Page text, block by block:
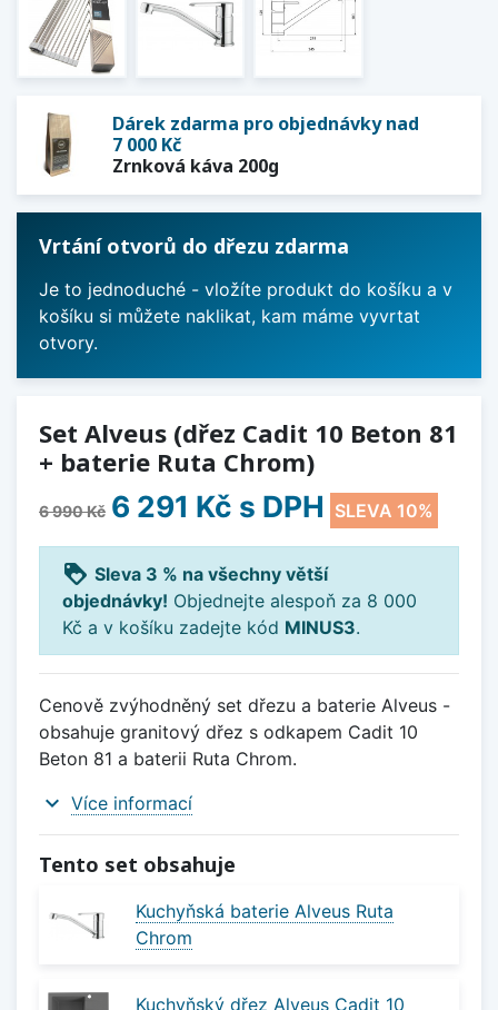
Dárek zdarma pro objednávky nad
7 000 Kč
Zrnková káva 200g
Vrtání otvorů do dřezu zdarma
Je to jednoduché - vložíte produkt do košíku a v
košíku si můžete naklikat, kam máme vyvrtat
otvory.
Set Alveus (dřez Cadit 10 Beton 81
+ baterie Ruta Chrom)
6 990 Kč 6 291 Kč s DPH SLEVA 10%
loyalty Sleva 3 % na všechny větší
objednávky! Objednejte alespoň za 8 000
Kč a v košíku zadejte kód MINUS3.
Cenově zvýhodněný set dřezu a baterie Alveus -
obsahuje granitový dřez s odkapem Cadit 10
Beton 81 a baterii Ruta Chrom.
expand_more Více informací
Tento set obsahuje
Kuchyňská baterie Alveus Ruta
Chrom
Kuchyňský dřez Alveus Cadit 10